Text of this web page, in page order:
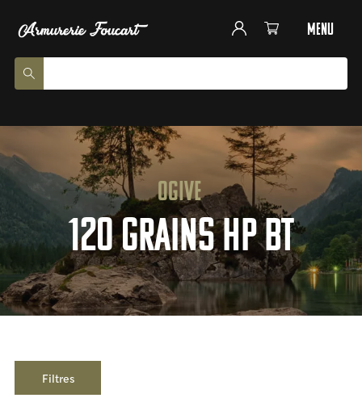
menu
Ogive
120 grains HP BT
Filtres